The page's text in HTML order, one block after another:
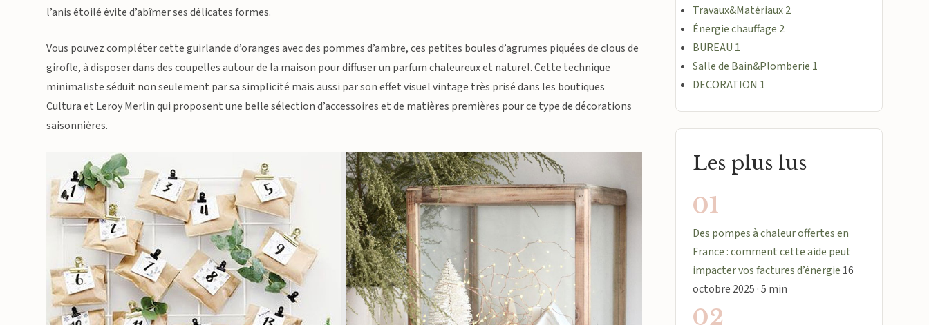
l’anis étoilé évite d’abîmer ses délicates formes.
Vous pouvez compléter cette guirlande d’oranges avec des pommes d’ambre, ces petites boules d’agrumes piquées de clous de
girofle, à disposer dans des coupelles autour de la maison pour diffuser un parfum chaleureux et naturel. Cette technique
minimaliste séduit non seulement par sa simplicité mais aussi par son effet visuel vintage très prisé dans les boutiques
Cultura et Leroy Merlin qui proposent une belle sélection d’accessoires et de matières premières pour ce type de décorations
saisonnières.
Travaux&Matériaux2
Énergie chauffage 2
BUREAU 1
Salle de Bain&Plomberie 1
DECORATION 1
Les plus lus
01
Des pompes à chaleur offertes en
France : comment cette aide peut
impacter vos factures d’énergie 16
octobre 2025 · 5 min
02